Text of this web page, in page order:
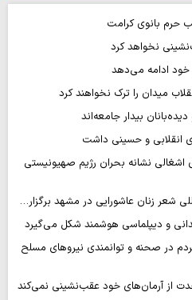
نخواهد کرد
ادامه می‌دهد
میدان را ترک نخواهند کرد
بیدار جامعه‌اند
انقلابی و حسینی داشت
نشانه بحران رژیم صهیونیستی
شعر زنان عاشورایی در مشهد برگزار…
و دیپلماسی هوشمند شکل می‌گیرد
در صحنه و توانمندی نیروهای مسلح
از آرمان‌های خود عقب‌نشینی نمی‌کند